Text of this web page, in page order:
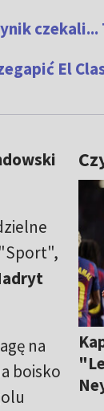
czekali...
El
na
boisko